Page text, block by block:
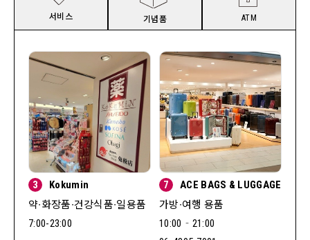
서비스 기념품 ATM
3
Kokumin
약∙화장품∙건강식품∙일용품
7:00-23:00
7
ACE BAGS & LUGGAGE
가방∙여행 용품
10:00‐21:00